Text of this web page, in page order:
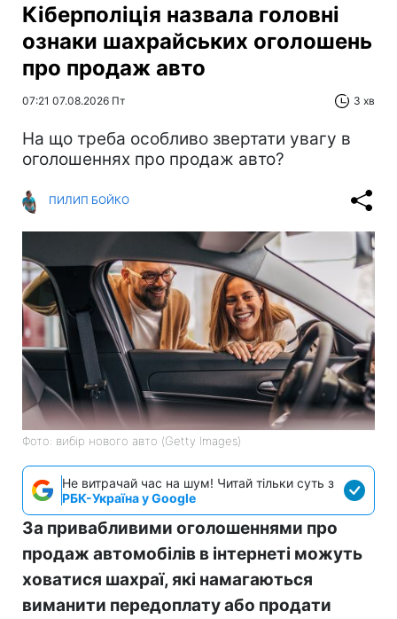
Кіберполіція назвала головні
ознаки шахрайських оголошень
про продаж авто
07:21 07.08.2026 Пт 3 хв
На що треба особливо звертати увагу в
оголошеннях про продаж авто?
ПИЛИП БОЙКО
Фото: вибір нового авто (Getty Images)
Не витрачай час на шум! Читай тільки суть з
РБК-Україна у Google
За привабливими оголошеннями про
продаж автомобілів в інтернеті можуть
ховатися шахраї, які намагаються
виманити передоплату або продати